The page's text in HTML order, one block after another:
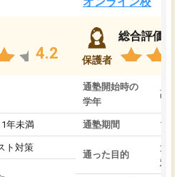
4.2
年未満
ト対策
保護者
総合評価
通塾開始時の
学年
高3
通塾期間 1～3
通った目的
大学
対策